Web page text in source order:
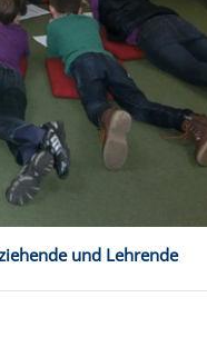
und Lehrende